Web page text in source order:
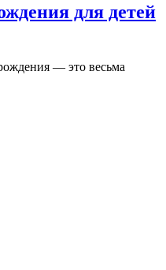
для детей
— это весьма